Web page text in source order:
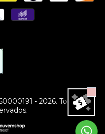
- 2026. Todos os